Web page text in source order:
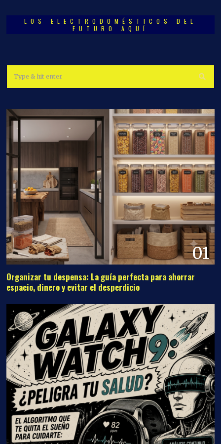
LOS ELECTRODOMÉSTICOS DEL
FUTURO AQUÍ
01
Organizar tu despensa: La guía perfecta para ahorrar
espacio, dinero y evitar el desperdicio